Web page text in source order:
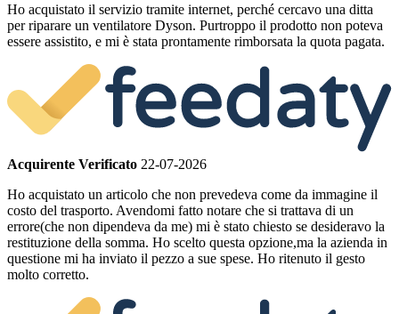
Ho acquistato il servizio tramite internet, perché cercavo una ditta
per riparare un ventilatore Dyson. Purtroppo il prodotto non poteva
essere assistito, e mi è stata prontamente rimborsata la quota pagata.
Acquirente Verificato 22-07-2026
Ho acquistato un articolo che non prevedeva come da immagine il
costo del trasporto. Avendomi fatto notare che si trattava di un
errore(che non dipendeva da me) mi è stato chiesto se desideravo la
restituzione della somma. Ho scelto questa opzione,ma la azienda in
questione mi ha inviato il pezzo a sue spese. Ho ritenuto il gesto
molto corretto.